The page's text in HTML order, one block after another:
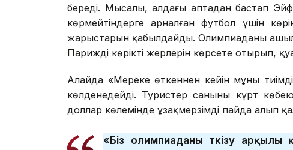
береді. Мысалы, алдағы аптадан бастап
көрмейтіндерге арналған футбол үшін
жарыстарын қабылдайды. Олимпиаданың
Париждің көрікті жерлерін көрсете отырып,
Алайда «Мереке өткеннен кейін мұның
көлденеңдейді. Туристер санының күрт
доллар көлемінде ұзақмерзімді пайда алып
«Біз олимпиаданы өткізу